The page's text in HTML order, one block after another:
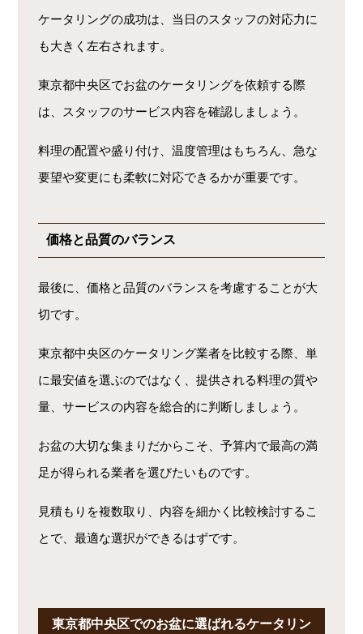
ケータリングの成功は、当日のスタッフの対応力に
も大きく左右されます。
東京都中央区でお盆のケータリングを依頼する際
は、スタッフのサービス内容を確認しましょう。
料理の配置や盛り付け、温度管理はもちろん、急な
要望や変更にも柔軟に対応できるかが重要です。
価格と品質のバランス
最後に、価格と品質のバランスを考慮することが大
切です。
東京都中央区のケータリング業者を比較する際、単
に最安値を選ぶのではなく、提供される料理の質や
量、サービスの内容を総合的に判断しましょう。
お盆の大切な集まりだからこそ、予算内で最高の満
足が得られる業者を選びたいものです。
見積もりを複数取り、内容を細かく比較検討するこ
とで、最適な選択ができるはずです。
東京都中央区でのお盆に選ばれるケータリン